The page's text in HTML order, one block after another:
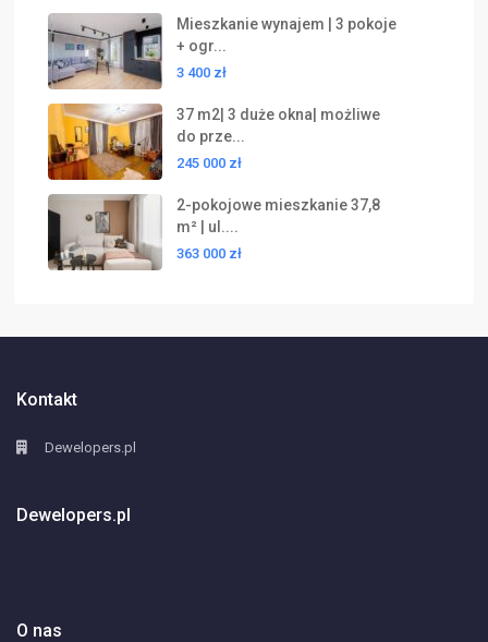
Mieszkanie wynajem | 3 pokoje
+ ogr...
3 400 zł
37 m2| 3 duże okna| możliwe
do prze...
245 000 zł
2-pokojowe mieszkanie 37,8
m² | ul....
363 000 zł
Kontakt
Dewelopers.pl
Dewelopers.pl
O nas